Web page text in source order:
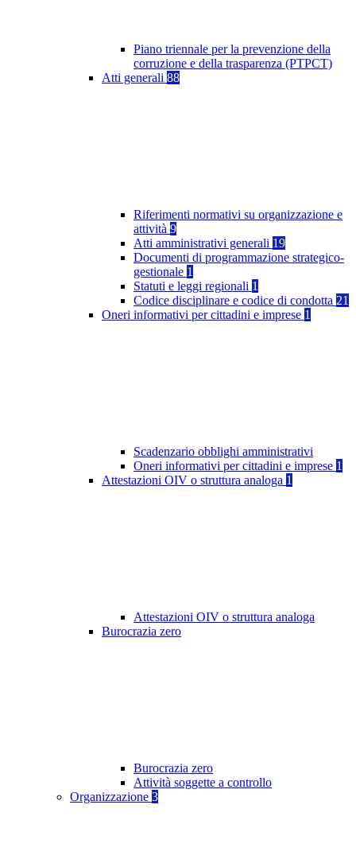
Piano triennale per la prevenzione della
corruzione e della trasparenza (PTPCT)
Atti generali 88
Riferimenti normativi su organizzazione e
attività 9
Atti amministrativi generali 19
Documenti di programmazione strategico-
gestionale 1
Statuti e leggi regionali 1
Codice disciplinare e codice di condotta 21
Oneri informativi per cittadini e imprese 1
Scadenzario obblighi amministrativi
Oneri informativi per cittadini e imprese 1
Attestazioni OIV o struttura analoga 1
Attestazioni OIV o struttura analoga
Burocrazia zero
Burocrazia zero
Attività soggette a controllo
Organizzazione 3